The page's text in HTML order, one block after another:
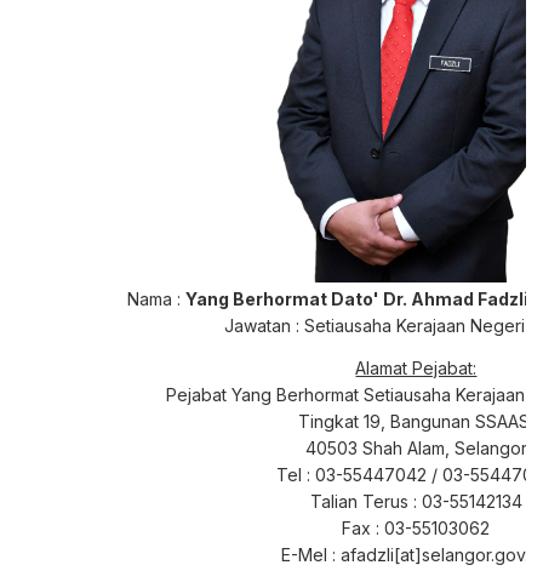
Nama :Yang Berhormat Dato' Dr. Ahmad Fadzli
Jawatan : Setiausaha Kerajaan Negeri
Alamat Pejabat:
Pejabat Yang Berhormat Setiausaha Kerajaan
Tingkat 19, Bangunan SSAAS,
40503 Shah Alam, Selangor
Tel : 03-55447042 / 03-
Talian Terus : 03-55142134
Fax : 03-55103062
E-Mel :